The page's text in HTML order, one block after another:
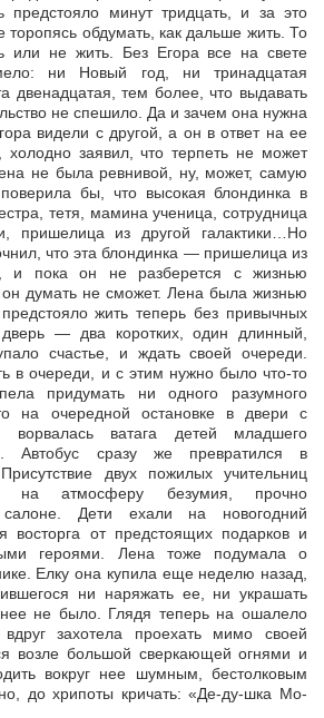
предстояло минут тридцать, и за это
обдумать, как дальше жить. То
или не жить. Без Егора все на свете
ни Новый год, ни тринадцатая
двенадцатая, тем более, что выдавать
не спешило. Да и зачем она нужна
видели с другой, а он в ответ на ее
холодно заявил, что терпеть не может
не была ревнивой, ну, может, самую
бы, что высокая блондинка в
тетя, мамина ученица, сотрудница
пришелица из другой галактики…Но
что эта блондинка — пришелица из
и пока он не разберется с жизнью
думать не сможет. Лена была жизнью
жить теперь без привычных
дверь — два коротких, один длинный,
счастье, и ждать своей очереди.
в очереди, и с этим нужно было что-то
придумать ни одного разумного
на очередной остановке в двери с
ворвалась ватага детей младшего
Автобус сразу же превратился в
двух пожилых учительниц
на атмосферу безумия, прочно
Дети ехали на новогодний
восторга от предстоящих подарков и
героями. Лена тоже подумала о
Елку она купила еще неделю назад,
ни наряжать ее, ни украшать
не было. Глядя теперь на ошалело
захотела проехать мимо своей
возле большой сверкающей огнями и
вокруг нее шумным, бестолковым
до хрипоты кричать: «Де-ду-шка Мо-